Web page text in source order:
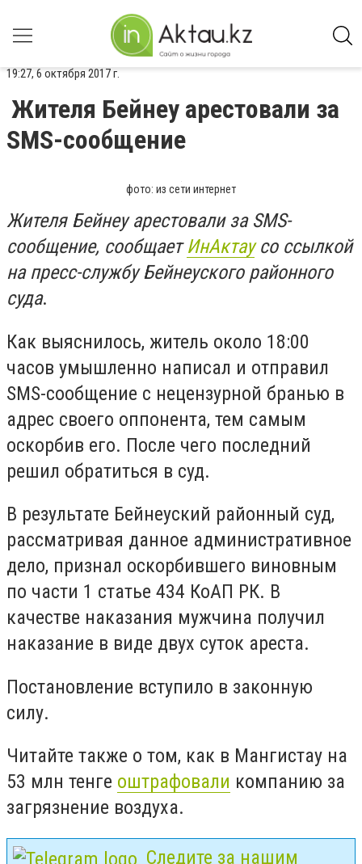
19:27, 6 октября 2017 г.
Жителя Бейнеу арестовали за
SMS-сообщение
фото: из сети интернет
Жителя Бейнеу арестовали за SMS-
сообщение, сообщаетИнАктаусо ссылкой
на пресс-службу Бейнеуского районного
суда.
Как выяснилось, житель около 18:00
часов умышленно написал и отправил
SMS-сообщение с нецензурной бранью в
адрес своего оппонента, тем самым
оскорбив его. После чего последний
решил обратиться в суд.
В результате Бейнеуский районный суд,
рассматривая данное административное
дело, признал оскорбившего виновным
по части 1 статье 434 КоАП РК. В
качестве наказания мужчина получил
наказание в виде двух суток ареста.
Постановление вступило в законную
силу.
Читайте также о том, как в Мангистау на
53 млн тенге оштрафовали компанию за
загрязнение воздуха.
Следите за нашим